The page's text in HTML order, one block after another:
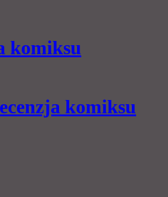
komiksu
komiksu